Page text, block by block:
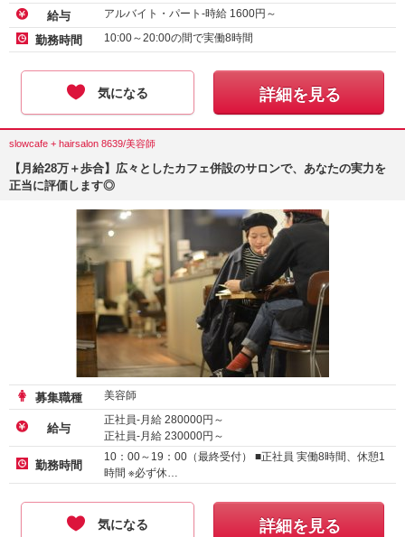
給与 アルバイト・パート-時給 1600円～
勤務時間 10:00～20:00の間で実働8時間
気になる 詳細を見る
slowcafe + hairsalon 8639/美容師
【月給28万＋歩合】広々としたカフェ併設のサロンで、あなたの実力を
正当に評価します◎
募集職種 美容師
給与
正社員-月給 280000円～
正社員-月給 230000円～
勤務時間
10：00～19：00（最終受付） ■正社員 実働8時間、休憩1
時間 ※必ず休…
気になる 詳細を見る